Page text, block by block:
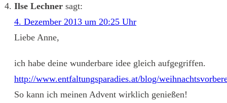
Ilse Lechner sagt:
4. Dezember 2013 um 20:25 Uhr
Liebe Anne,
ich habe deine wunderbare idee gleich aufgegriffen.
http://www.entfaltungsparadies.at/blog/
So kann ich meinen Advent wirklich genießen!